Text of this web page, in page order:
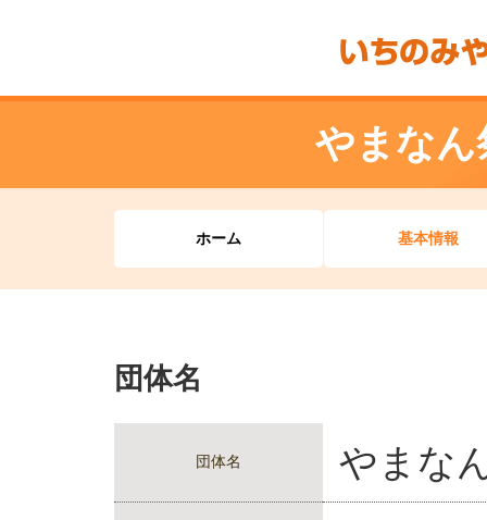
やまなん
ホーム 基本情報
団体名
団体名 やまな